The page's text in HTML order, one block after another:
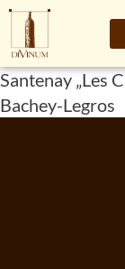
Santenay „Les
Bachey-Legros